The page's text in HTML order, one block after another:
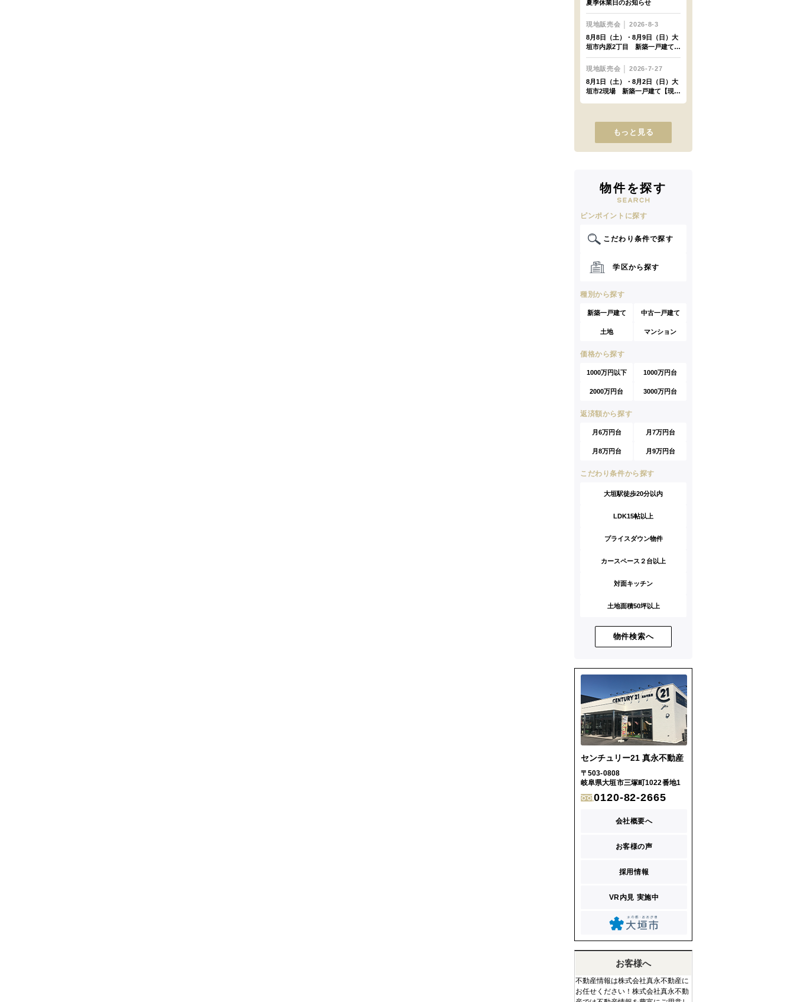
もっと見る
物件を探す
ピンポイントに探す
こだわり条件で探す
学区から探す
種別から探す
新築一戸建て 中古一戸建て
土地 マンション
価格から探す
1000万円以下 1000万円台
2000万円台 3000万円台
返済額から探す
月6万円台 月7万円台
月8万円台 月9万円台
こだわり条件から探す
大垣駅徒歩20分以内
LDK15帖以上
プライスダウン物件
カースペース２台以上
対面キッチン
土地面積50坪以上
物件検索へ
センチュリー21 真永不動産
〒503-0808
岐阜県大垣市三塚町1022番地1
0120-82-2665
会社概要へ
お客様の声
採用情報
VR内見 実施中
お客様へ
不動産情報は株式会社真永不動産に
お任せください！株式会社真永不動